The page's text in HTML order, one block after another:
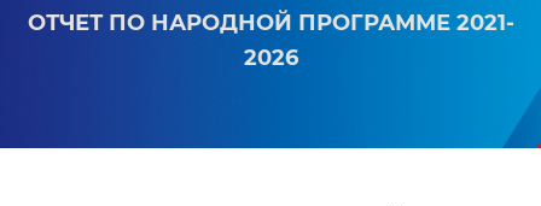
ОТЧЕТ ПО НАРОДНОЙ ПРОГРАММЕ 2021-
2026